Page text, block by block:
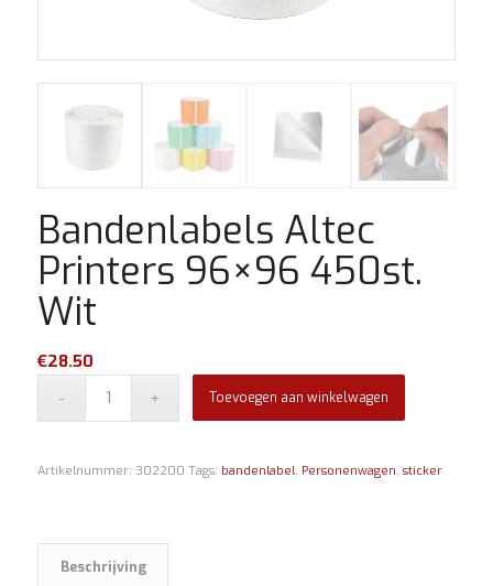
Bandenlabels Altec
Printers 96×96 450st.
Wit
€28.50
Toevoegen aan winkelwagen
Artikelnummer: 302200 Tags: bandenlabel, Personenwagen, sticker
Beschrijving